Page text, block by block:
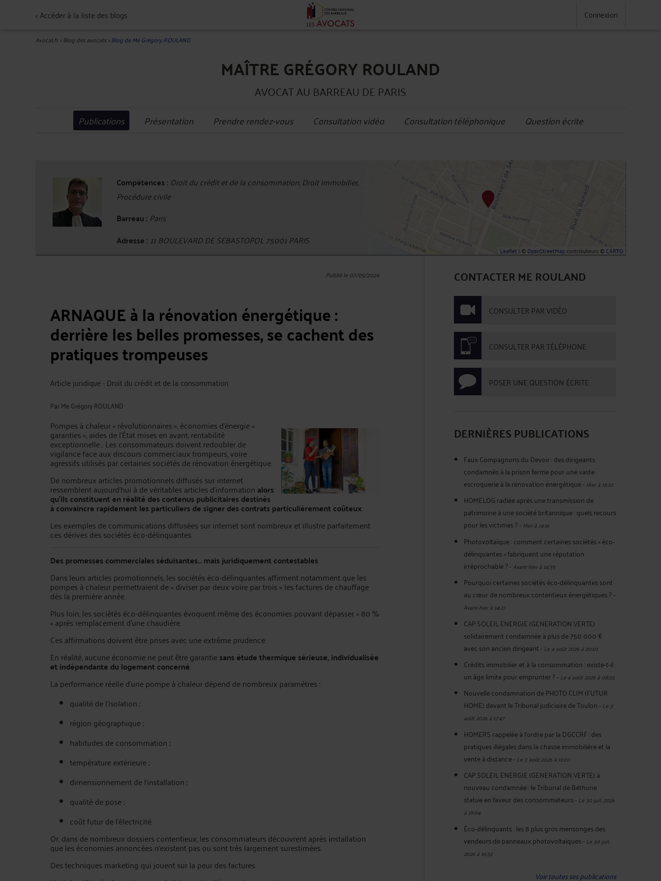
<Accéder à la liste des blogs Connexion
Avocat.fr>Blog des avocats>Blog de Me Grégory ROULAND
MAÎTRE GRÉGORY ROULAND
AVOCAT AU BARREAU DE PARIS
Publications Présentation Prendre rendez-vous Consultation vidéo Consultation téléphonique Question écrite
Compétences : Droit du crédit et de la consommation, Droit immobilier,
Procédure civile
Barreau : Paris
Adresse : 11 BOULEVARD DE SEBASTOPOL 75001 PARIS
Leaflet | ©OpenStreetMapcontributeurs ©CARTO
Publié le 07/05/2026
ARNAQUE à la rénovation énergétique :
derrière les belles promesses, se cachent des
pratiques trompeuses
Article juridique - Droit du crédit et de la consommation
ParMe Grégory ROULAND
Pompes à chaleur « révolutionnaires », économies d’énergie «
garanties », aides de l’État mises en avant, rentabilité
exceptionnelle… Les consommateurs doivent redoubler de
vigilance face aux discours commerciaux trompeurs, voire
agressifs utilisés par certaines sociétés de rénovation énergétique.
De nombreux articles promotionnels diffusés sur internet
ressemblent aujourd’hui à de véritables articles d’information alors
qu’ils constituent en réalité des contenus publicitaires destinés
à convaincre rapidement les particuliers de signer des contrats particulièrement coûteux.
Les exemples de communications diffusées sur internet sont nombreux et illustre parfaitement
ces dérives des sociétés éco-délinquantes.
Des promesses commerciales séduisantes… mais juridiquement contestables
Dans leurs articles promotionnels, les sociétés éco-délinquantes affirment notamment que les
pompes à chaleur permettraient de « diviser par deux voire par trois » les factures de chauffage
dès la première année.
Plus loin, les sociétés éco-délinquantes évoquent même des économies pouvant dépasser « 80 %
» après remplacement d’une chaudière.
Ces affirmations doivent être prises avec une extrême prudence.
En réalité, aucune économie ne peut être garantiesans étude thermique sérieuse, individualisée
et indépendante du logement concerné.
La performance réelle d’une pompe à chaleur dépend de nombreux paramètres :
qualité de l’isolation ;
région géographique ;
habitudes de consommation ;
température extérieure ;
dimensionnement de l’installation ;
qualité de pose ;
coût futur de l’électricité.
Or, dans de nombreux dossiers contentieux, les consommateurs découvrent après installation
que les économies annoncées n’existent pas ou sont très largement surestimées.
Des techniques marketing qui jouent sur la peur des factures
CONTACTER ME ROULAND
CONSULTER PAR VIDÉO
CONSULTER PAR TÉLÉPHONE
POSER UNE QUESTION ÉCRITE
DERNIÈRES PUBLICATIONS
Faux Compagnons du Devoir : des dirigeants
condamnés à la prison ferme pour une vaste
escroquerie à la rénovation énergétique-Hier à 15:10
HOMELOG radiée après une transmission de
patrimoine à une société britannique : quels recours
pour les victimes ?-Hier à 14:16
Photovoltaïque : comment certaines sociétés « éco-
délinquantes » fabriquent une réputation
irréprochable ?-Avant-hier à 14:35
Pourquoi certaines sociétés éco-délinquantes sont
au cœur de nombreux contentieux énergétiques ?-
Avant-hier à 14:27
CAP SOLEIL ENERGIE (GENERATION VERTE)
solidairement condamnée à plus de 750 000 €
avec son ancien dirigeant-Le 4 août 2026 à 20:01
Crédits immobilier et à la consommation : existe-t-il
un âge limite pour emprunter ?-Le 4 août 2026 à 08:55
Nouvelle condamnation de PHOTO CLIM (FUTUR
HOME) devant le Tribunal judiciaire de Toulon-Le 3
août 2026 à 17:47
HOMERS rappelée à l'ordre par la DGCCRF : des
pratiques illégales dans la chasse immobilière et la
vente à distance-Le 3 août 2026 à 11:00
CAP SOLEIL ENERGIE (GENERATION VERTE) à
nouveau condamnée : le Tribunal de Béthune
statue en faveur des consommateurs-Le 30 juil. 2026
à 19:04
Éco-délinquants : les 8 plus gros mensonges des
vendeurs de panneaux photovoltaïques-Le 30 juil.
2026 à 16:32
Voir toutes ses publications